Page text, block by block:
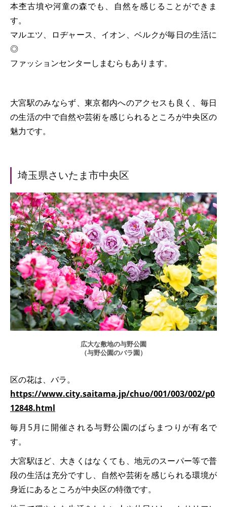
本杢古墳や河童の森でも、自然を感じることができま
す。
マルエツ、ロヂャース、イオン、ベルクが毎日の生活に
◎
ファッションセンターしまむらもあります。
大宮駅のみならず、東京都内へのアクセスも良く、毎日
の生活の中で自然や芸術を感じられるところが中央区の
魅力です。
埼玉県さいたま市中央区
広大な敷地の与野公園
（与野公園のバラ園）
区の花は、バラ。
https://www.city.saitama.jp/chuo/001/003/002/p0
12848.html
毎月5月に開催される与野公園のばらまつりが有名で
す。
大宮駅ほど、大きくはなくても、地元のスーパー等で普
段の生活は充分ですし、自然や芸術を感じられる環境が
身近にあるところが中央区の特徴です。